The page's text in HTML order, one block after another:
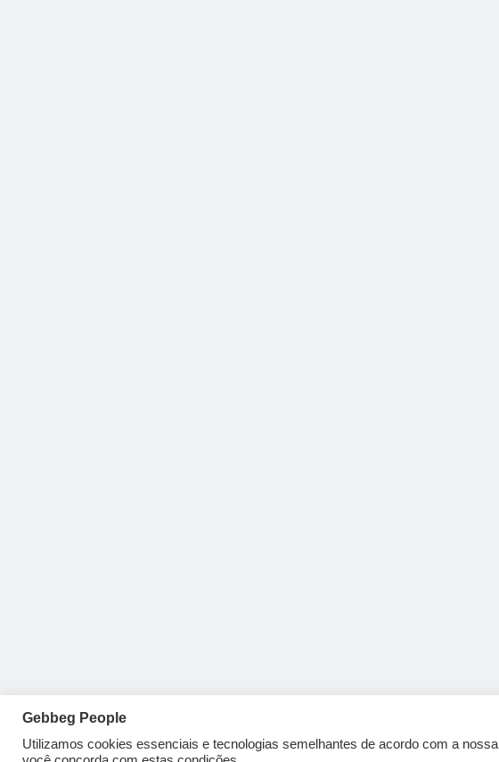
Gebbeg People
Utilizamos cookies essenciais e tecnologias semelhantes de acordo com a nossa